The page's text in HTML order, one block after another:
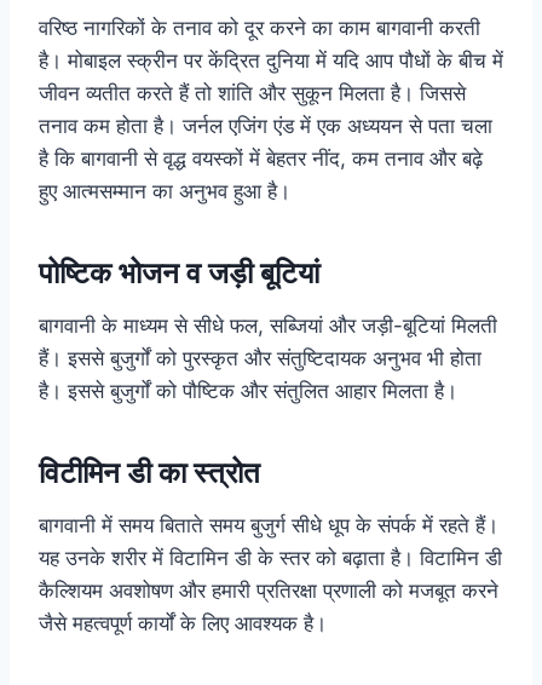
वरिष्ठ नागरिकों के तनाव को दूर करने का काम बागवानी करती
है। मोबाइल स्क्रीन पर केंद्रित दुनिया में यदि आप पौधों के बीच में
जीवन व्यतीत करते हैं तो शांति और सुकून मिलता है। जिससे
तनाव कम होता है।जर्नल एजिंग एंड में एक अध्ययन से पता चला
है कि बागवानी सेवृद्ध वयस्कों में बेहतर नींद, कम तनाव और बढ़े
हुए आत्मसम्मान का अनुभव हुआ है।
पोष्टिक भोजन व जड़ी बूटियां
बागवानी के माध्यम से सीधे फल, सब्जियां और जड़ी-बूटियां मिलती
हैं। इससे बुजुर्गों को पुरस्कृत और संतुष्टिदायक अनुभव भी होता
है। इससे बुजुर्गों को पौष्टिक और संतुलित आहार मिलता है।
विटीमिन डी का स्त्रोत
बागवानी में समय बिताते समय बुजुर्ग सीधे धूप के संपर्क में रहते हैं।
यह उनके शरीर में विटामिन डी के स्तर को बढ़ाता है। विटामिन डी
कैल्शियम अवशोषण और हमारी प्रतिरक्षा प्रणाली को मजबूत करने
जैसे महत्वपूर्ण कार्यों के लिए आवश्यक है।